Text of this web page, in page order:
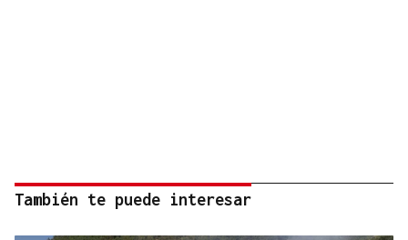
También te puede interesar